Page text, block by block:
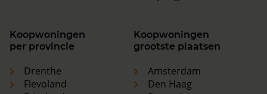
Koopwoningen
per provincie
Drenthe
Flevoland
Koopwoningen
grootste plaatsen
Amsterdam
Den Haag